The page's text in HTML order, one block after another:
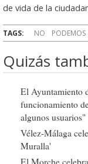
de vida de la
TAGS: NO PODEMOS
Quizás
El Ayuntamiento
funcionamiento
algunos usuarios"
Vélez-Málaga
Muralla'
El Morche